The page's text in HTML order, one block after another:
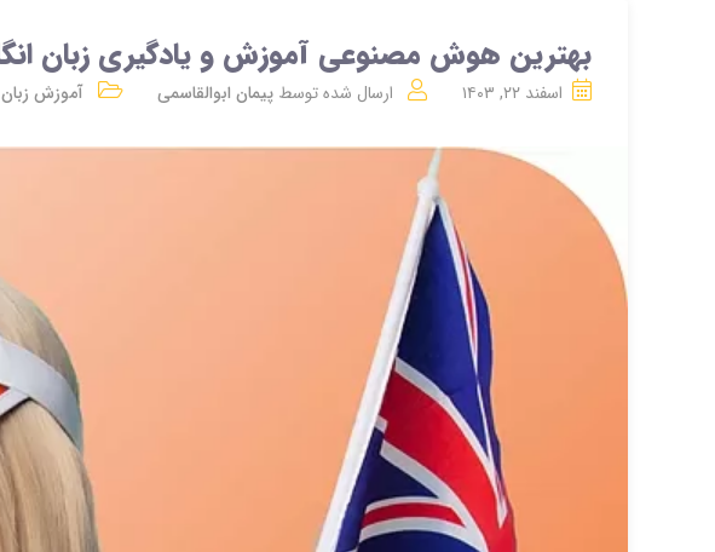
بهترین هوش مصنوعی آموزش و یادگیری زبان
اسفند ۲۲, ۱۴۰۳ ارسال شده توسط پیمان ابوالقاسمی آموزش